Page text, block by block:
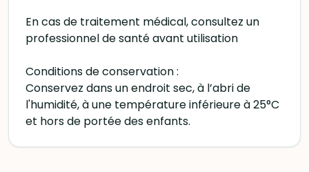
En cas de traitement médical, consultez un
professionnel de santé avant utilisation
Conditions de conservation :
Conservez dans un endroit sec, à l’abri de
l'humidité, à une température inférieure à 25°C
et hors de portée des enfants.